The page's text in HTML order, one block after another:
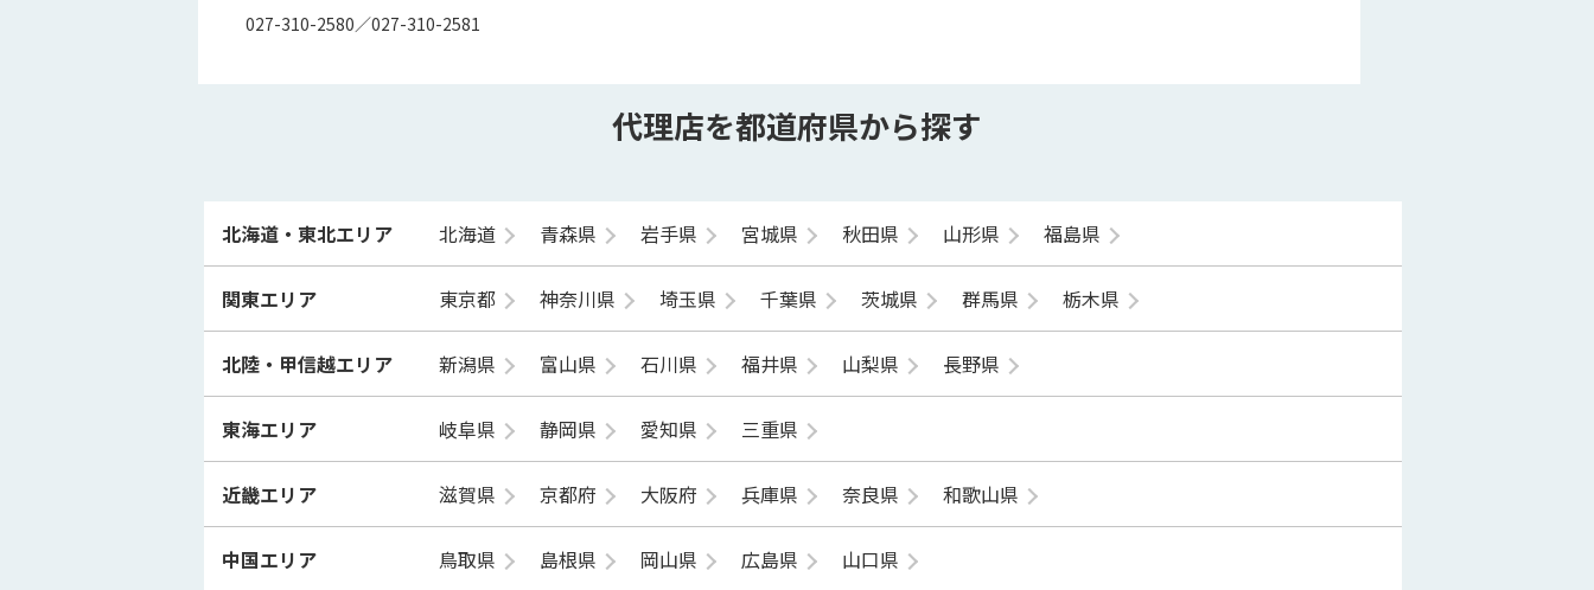
027-310-2580／027-310-2581
代理店を都道府県から探す
北海道・東北エリア 北海道 青森県 岩手県 宮城県 秋田県 山形県 福島県
関東エリア 東京都 神奈川県 埼玉県 千葉県 茨城県 群馬県 栃木県
北陸・甲信越エリア 新潟県 富山県 石川県 福井県 山梨県 長野県
東海エリア 岐阜県 静岡県 愛知県 三重県
近畿エリア 滋賀県 京都府 大阪府 兵庫県 奈良県 和歌山県
中国エリア 鳥取県 島根県 岡山県 広島県 山口県